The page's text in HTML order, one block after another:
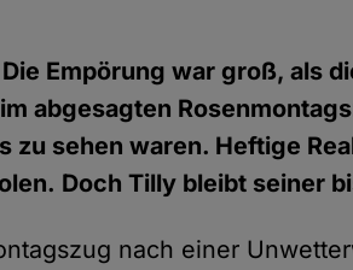
Die Empörung war groß, als
abgesagten
zu sehen waren. Heftige
Doch Tilly bleibt seiner
nach einer